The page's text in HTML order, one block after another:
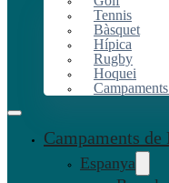
Tennis
Bàsquet
Hípica
Rugby
Hoquei
Campaments de
Espanya